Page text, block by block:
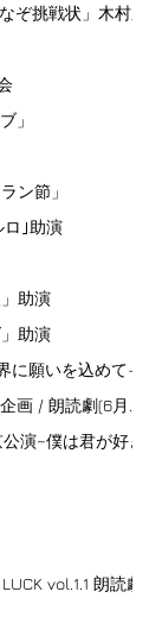
ぞ挑戦状」木村久
」
ン節」
ロ｣助演
助演
助演
に願いを込めて-
画 / 朗読劇(6月
演~僕は君が好き~
vol.1.1 朗読劇